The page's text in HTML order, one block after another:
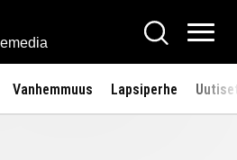
Hae
Vanhemmuus Lapsiperhe